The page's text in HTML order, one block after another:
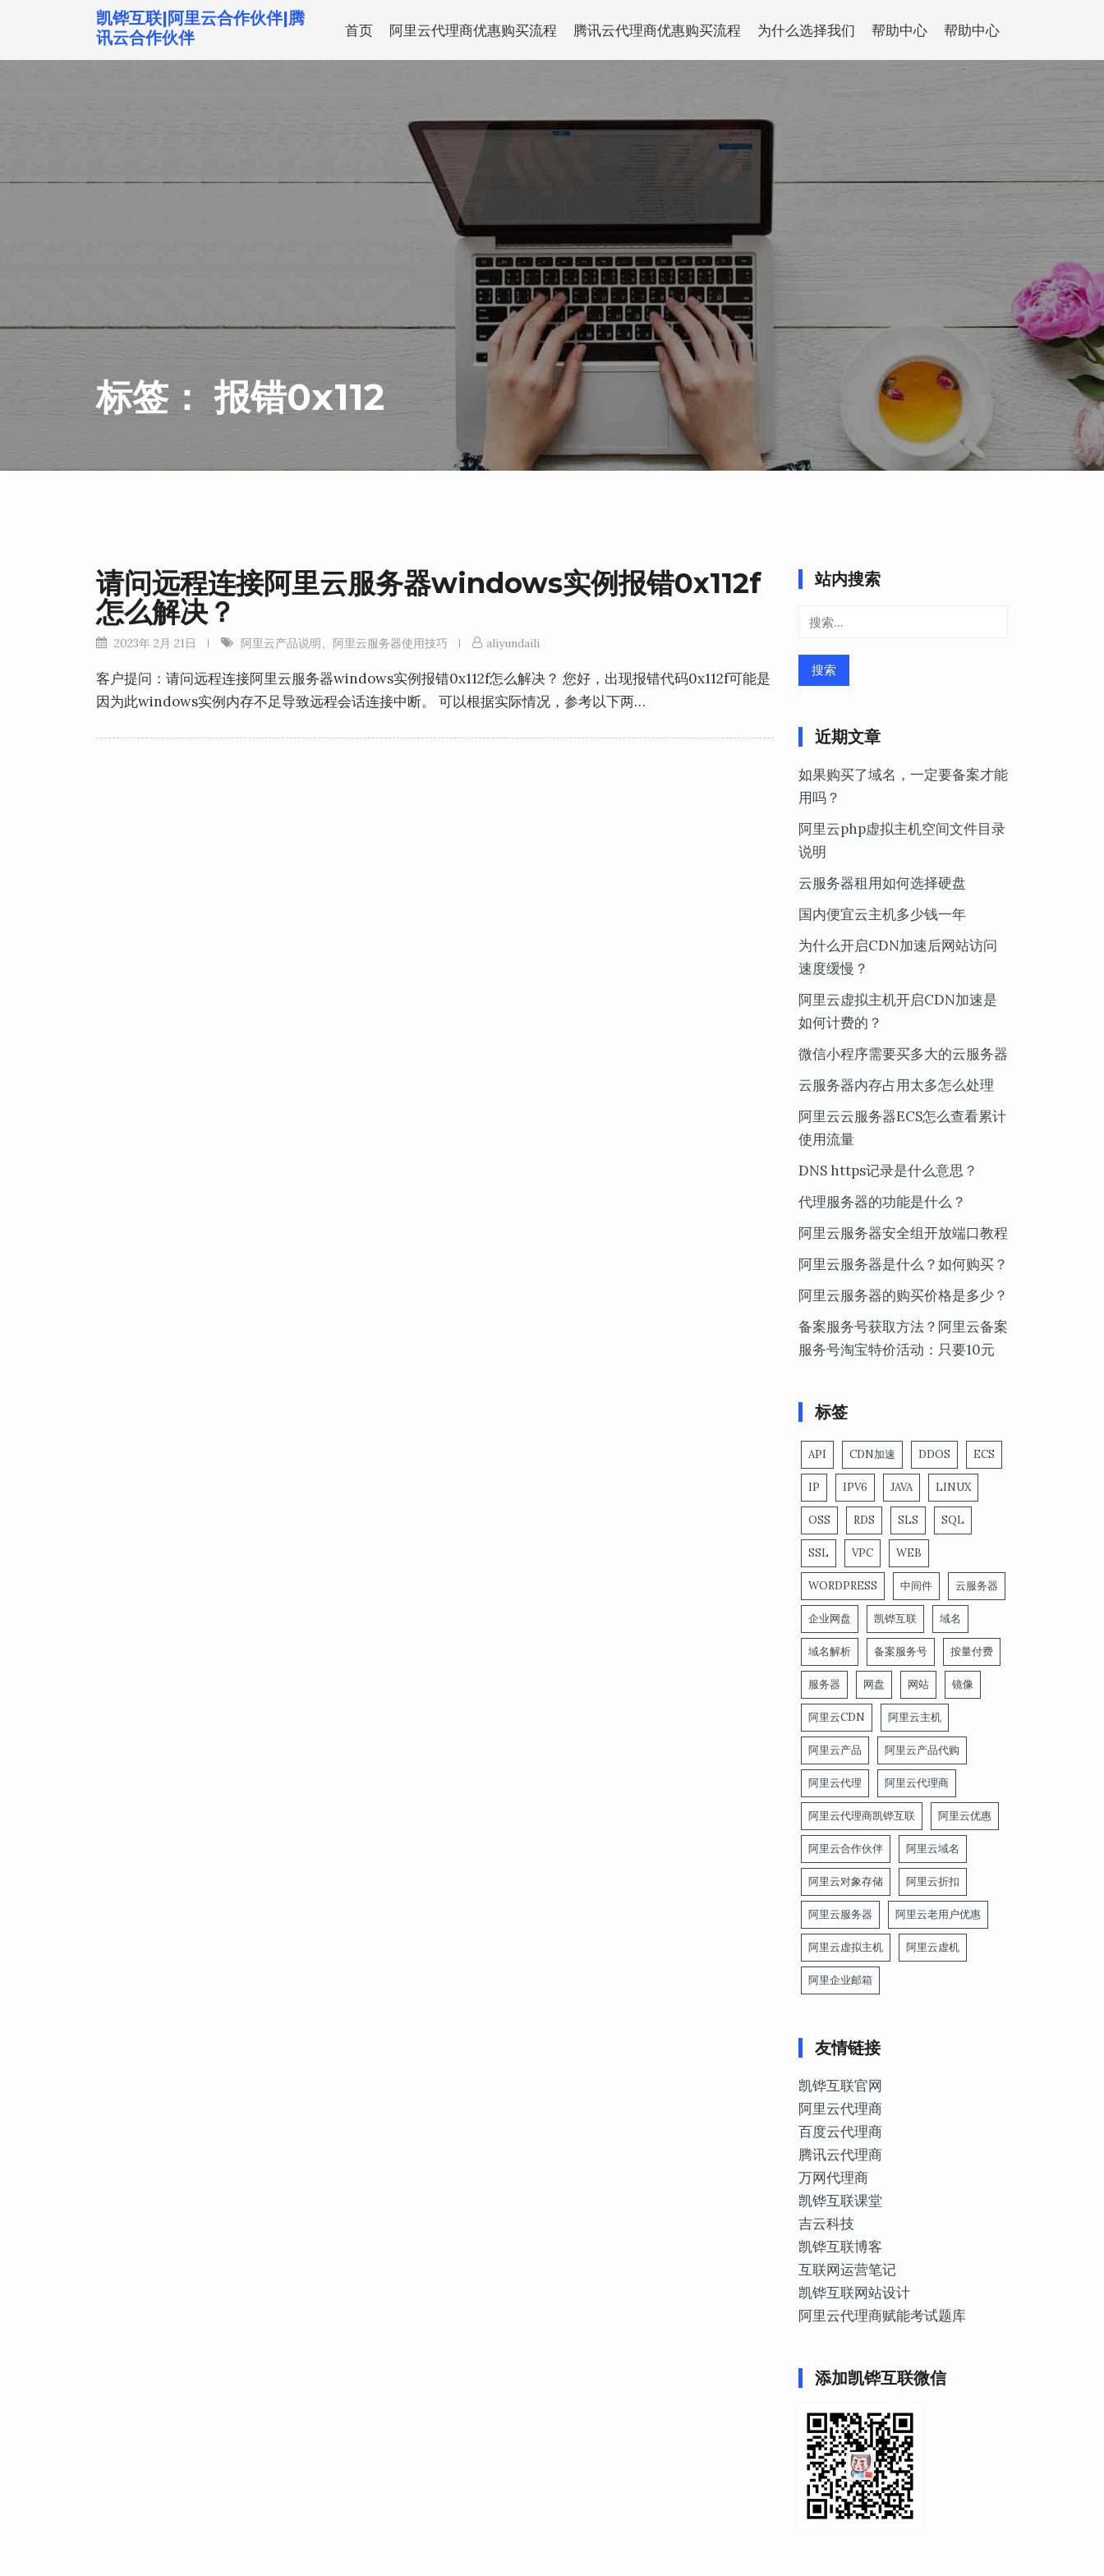
到
凯铧互联|阿里云合作伙伴|腾
讯云合作伙伴
首页 阿里云代理商优惠购买流程 腾讯云代理商优惠购买流程 为什么选择我们 帮助中心 帮助中心
标签：报错0x112
请问远程连接阿里云服务器windows实例报错0x112f
怎么解决？
2023年 2月 21日 阿里云产品说明、 阿里云服务器使用技巧 aliyundaili
客户提问：请问远程连接阿里云服务器windows实例报错0x112f怎么解决？ 您好，出现报错代码0x112f可能是
因为此windows实例内存不足导致远程会话连接中断。 可以根据实际情况，参考以下两…
站内搜索
搜
近期文章
如果购买了域名，一定要备案才能
用吗？
阿里云php虚拟主机空间文件目录
说明
云服务器租用如何选择硬盘
国内便宜云主机多少钱一年
为什么开启CDN加速后网站访问
速度缓慢？
阿里云虚拟主机开启CDN加速是
如何计费的？
微信小程序需要买多大的云服务器
云服务器内存占用太多怎么处理
阿里云云服务器ECS怎么查看累计
使用流量
DNS https记录是什么意思？
代理服务器的功能是什么？
阿里云服务器安全组开放端口教程
阿里云服务器是什么？如何购买？
阿里云服务器的购买价格是多少？
备案服务号获取方法？阿里云备案
服务号淘宝特价活动：只要10元
标签
API CDN加速 DDOS ECS
IP IPV6 JAVA LINUX
OSS RDS SLS SQL
SSL VPC WEB
WORDPRESS 中间件 云服务器
企业网盘 凯铧互联 域名
域名解析 备案服务号 按量付费
服务器 网盘 网站 镜像
阿里云CDN 阿里云主机
阿里云产品 阿里云产品代购
阿里云代理 阿里云代理商
阿里云代理商凯铧互联 阿里云优惠
阿里云合作伙伴 阿里云域名
阿里云对象存储 阿里云折扣
阿里云服务器 阿里云老用户优惠
阿里云虚拟主机 阿里云虚机
阿里企业邮箱
友情链接
凯铧互联官网
阿里云代理商
百度云代理商
腾讯云代理商
万网代理商
凯铧互联课堂
吉云科技
凯铧互联博客
互联网运营笔记
凯铧互联网站设计
阿里云代理商赋能考试题库
添加凯铧互联微信